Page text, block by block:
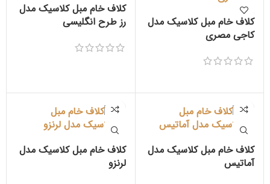
کلاف خام مبل کلاسیک مدل
کاجی مصری
کلاف خام مبل کلاسیک مدل
رز طرح انگلیسی
کلاف خام مبل کلاسیک مدل
آماتیس
کلاف خام مبل کلاسیک مدل
لرنزو